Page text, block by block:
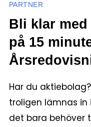
PARTNER
Bli klar
på 15
Har du
troligen lämnas in
det bara behöver